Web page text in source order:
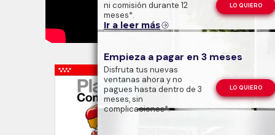
ni comisión durante 12
meses*.
Ir a leer más
LO QUIERO
Empieza a pagar en 3 meses
Disfruta tus nuevas
ventanas ahora y no
pagues hasta dentro de 3
meses, sin
complicaciones*.
LO QUIERO